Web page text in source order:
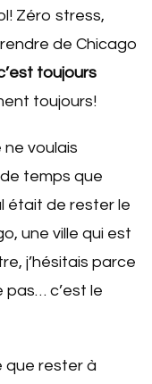
Zéro stress,
de Chicago
toujours
toujours!
ne voulais
temps que
était de rester le
une ville qui est
j’hésitais parce
pas… c’est le
que rester à